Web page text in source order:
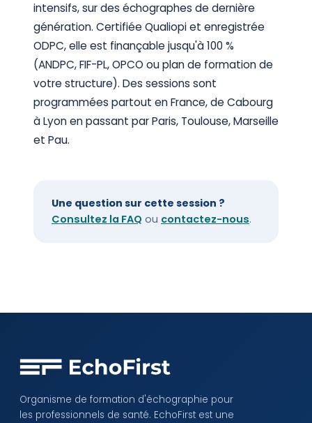
intensifs, sur des échographes de dernière
génération. Certifiée Qualiopi et enregistrée
ODPC, elle est finançable jusqu'à 100 %
(ANDPC, FIF-PL, OPCO ou plan de formation de
votre structure). Des sessions sont
programmées partout en France, de Cabourg
à Lyon en passant par Paris, Toulouse, Marseille
et Pau.
Une question sur cette session ?
Consultez la FAQ ou contactez-nous.
Organisme de formation d'échographie pour
les professionnels de santé. EchoFirst est une